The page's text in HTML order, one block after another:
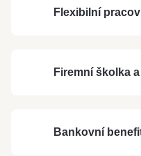
Flexibilní
Firemní školka
Bankovní